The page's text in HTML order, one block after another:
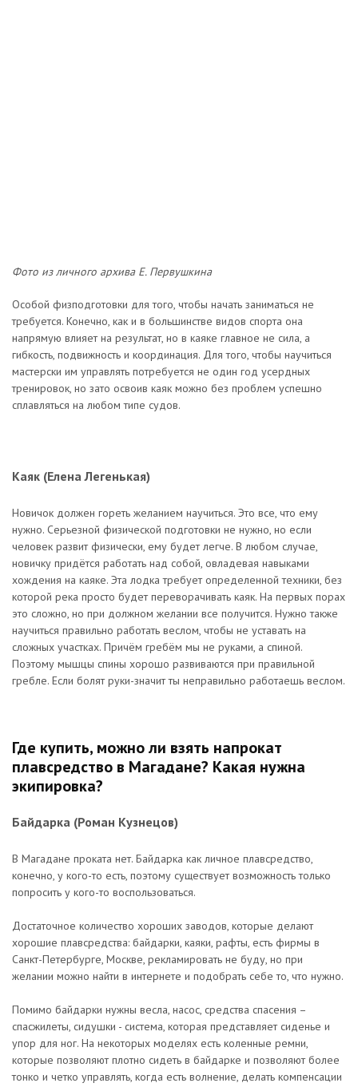
Фото из личного архива Е. Первушкина
Особой физподготовки для того, чтобы начать заниматься не
требуется. Конечно, как и в большинстве видов спорта она
напрямую влияет на результат, но в каяке главное не сила, а
гибкость, подвижность и координация. Для того, чтобы научиться
мастерски им управлять потребуется не один год усердных
тренировок, но зато освоив каяк можно без проблем успешно
сплавляться на любом типе судов.
Каяк (Елена Легенькая)
Новичок должен гореть желанием научиться. Это все, что ему
нужно. Серьезной физической подготовки не нужно, но если
человек развит физически, ему будет легче. В любом случае,
новичку придётся работать над собой, овладевая навыками
хождения на каяке. Эта лодка требует определенной техники, без
которой река просто будет переворачивать каяк. На первых порах
это сложно, но при должном желании все получится. Нужно также
научиться правильно работать веслом, чтобы не уставать на
сложных участках. Причём гребём мы не руками, а спиной.
Поэтому мышцы спины хорошо развиваются при правильной
гребле. Если болят руки-значит ты неправильно работаешь веслом.
Где купить, можно ли взять напрокат
плавсредство в Магадане? Какая нужна
экипировка?
Байдарка (Роман Кузнецов)
В Магадане проката нет. Байдарка как личное плавсредство,
конечно, у кого-то есть, поэтому существует возможность только
попросить у кого-то воспользоваться.
Достаточное количество хороших заводов, которые делают
хорошие плавсредства: байдарки, каяки, рафты, есть фирмы в
Санкт-Петербурге, Москве, рекламировать не буду, но при
желании можно найти в интернете и подобрать себе то, что нужно.
Помимо байдарки нужны весла, насос, средства спасения –
спасжилеты, сидушки - система, которая представляет сиденье и
упор для ног. На некоторых моделях есть коленные ремни,
которые позволяют плотно сидеть в байдарке и позволяют более
тонко и четко управлять, когда есть волнение, делать компенсации